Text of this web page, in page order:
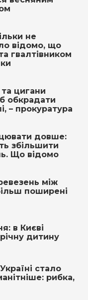
не
відомо, що
гвалтівником
та цигани
обкрадати
– прокуратура
довше:
збільшити
Що відомо
між
поширені
в Києві
дитину
стало
рибка,